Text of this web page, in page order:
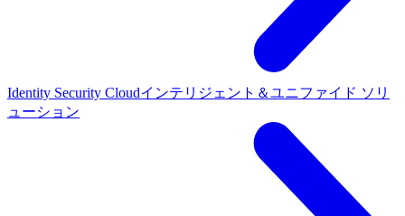
Identity Security Cloudインテリジェント＆ユニファイド ソリ
ューション